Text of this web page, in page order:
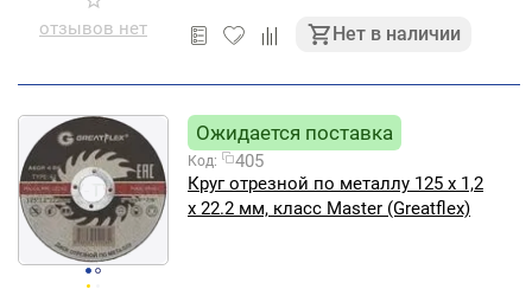
отзывов нет Нет в наличии
Ожидается поставка
Код:
405
Круг отрезной по металлу 125 х 1,2
х 22.2 мм, класс Master (Greatflex)